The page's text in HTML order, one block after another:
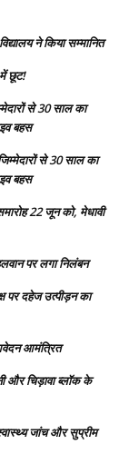
ने किया सम्मानित
छूट!
से 30 साल का
बहस
से 30 साल का
बहस
22 जून को, मेधावी
पर लगा निलंबन
पर दहेज उत्पीड़न का
आमंत्रित
और चिड़ावा ब्लॉक के
जांच और सुप्रीम